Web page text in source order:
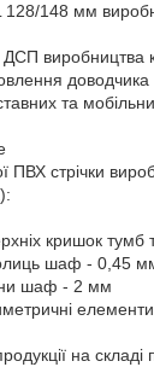
128/148 мм
виробництва
доводчика
та
ПВХ стрічки
кришок
шаф - 0,45
шаф - 2 мм
елементи
на